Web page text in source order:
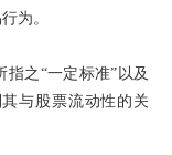
为。
之“一定标准”以及
与股票流动性的关